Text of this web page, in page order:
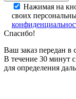
Нажимая на
своих
Спасибо!
Ваш заказ передан в
В течение 30 минут
для определения